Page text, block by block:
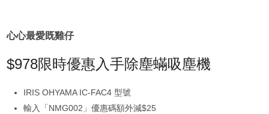
心心最愛既雞仔
$978限時優惠入手除塵蟎吸塵機
IRIS OHYAMA IC-FAC4 型號
輸入「NMG002」優惠碼額外減$25